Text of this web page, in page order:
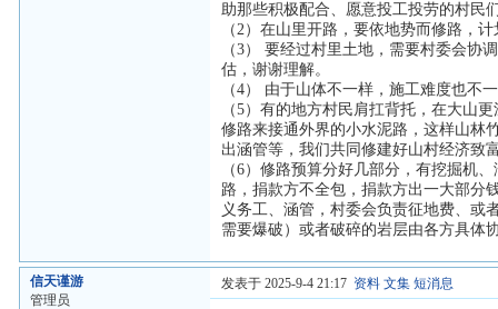
助那些积极配合、愿意投工投劳的村民
（2）在山里开路，要依地势而修路，
（3） 要经过村里土地，需要村委会协
估，谢谢理解。
（4） 由于山体不一样，施工难度也不
（5）有的地方村民肩扛背托，在大山
修路来接通外界的小水泥路，这样山林
出涵管等，我们共同修建好山村经济致
（6）修路预算分好几部分，有挖掘机
路，捐款方不全包，捐款方出一大部分
义务工、涵管，村委会负责征地费、或
需要爆破）或者破碎的岩层由各方具体
信天谨游
管理员
发表于 2025-9-4 21:17 资料 文集 短消息